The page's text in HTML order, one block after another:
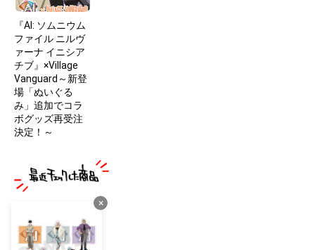
『AI: ソムニウム
ファイル ニルヴ
ァーナ イニシア
チブ』×Village
Vanguard～新登
場「ぬいぐる
み」追加でコラ
ボグッズ再受注
決定！～
×